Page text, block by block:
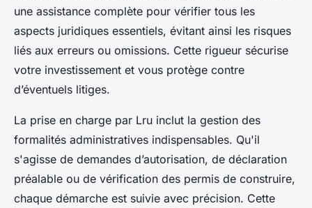
une assistance complète pour vérifier tous les
aspects juridiques essentiels, évitant ainsi les risques
liés aux erreurs ou omissions. Cette rigueur sécurise
votre investissement et vous protège contre
d’éventuels litiges.
La prise en charge par Lru inclut la gestion des
formalités administratives indispensables. Qu'il
s'agisse de demandes d’autorisation, de déclaration
préalable ou de vérification des permis de construire,
chaque démarche est suivie avec précision. Cette